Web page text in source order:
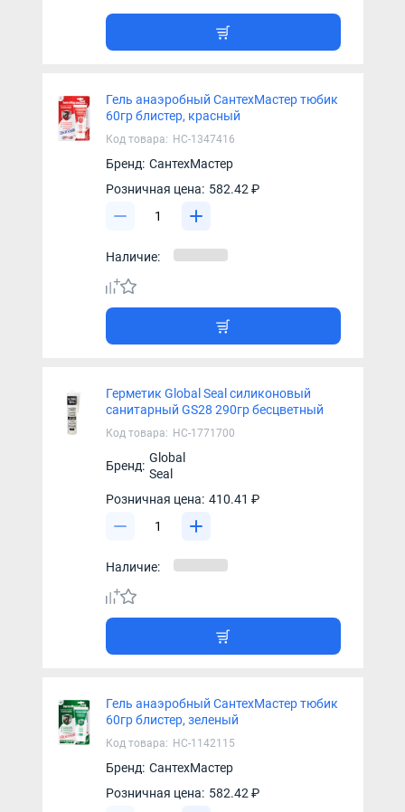
Гель анаэробный СантехМастер тюбик
60гр блистер, красный
Код товара: НС-1347416
Бренд: СантехМастер
Розничная цена: 582.42 ₽
Наличие:
Герметик Global Seal силиконовый
санитарный GS28 290гр бесцветный
Код товара: НС-1771700
Бренд:
Global
Seal
Розничная цена: 410.41 ₽
Наличие:
Гель анаэробный СантехМастер тюбик
60гр блистер, зеленый
Код товара: НС-1142115
Бренд: СантехМастер
Розничная цена: 582.42 ₽